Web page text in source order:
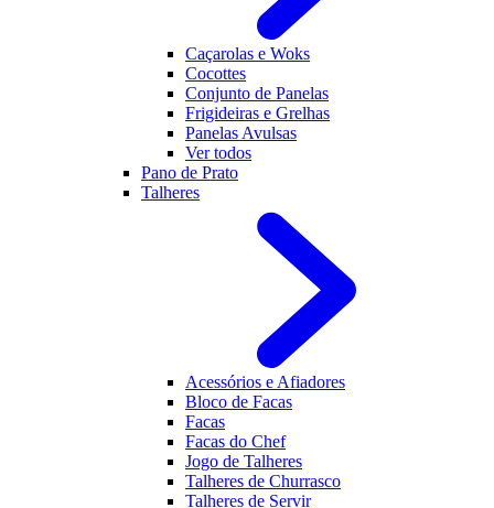
Caçarolas e Woks
Cocottes
Conjunto de Panelas
Frigideiras e Grelhas
Panelas Avulsas
Ver todos
Pano de Prato
Talheres
Acessórios e Afiadores
Bloco de Facas
Facas
Facas do Chef
Jogo de Talheres
Talheres de Churrasco
Talheres de Servir